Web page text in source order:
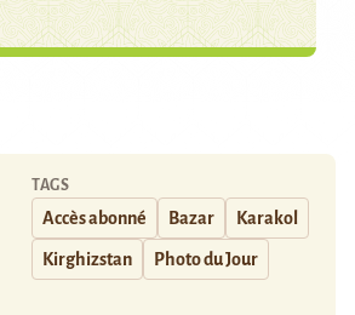
TAGS
Accès abonné Bazar Karakol
Kirghizstan Photo du Jour